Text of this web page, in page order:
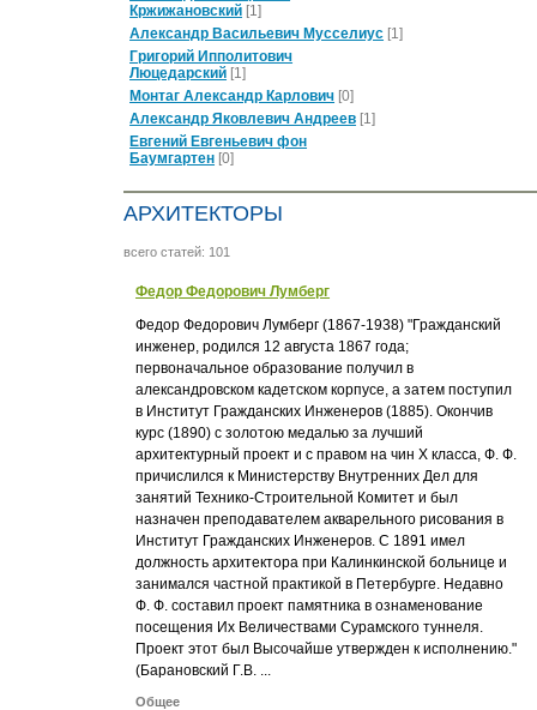
Кржижановский [1]
Александр Васильевич Мусселиус [1]
Григорий Ипполитович
Люцедарский [1]
Монтаг Александр Карлович [0]
Александр Яковлевич Андреев [1]
Евгений Евгеньевич фон
Баумгартен [0]
АРХИТЕКТОРЫ
всего статей: 101
Федор Федорович Лумберг
Федор Федорович Лумберг (1867-1938) "Гражданский
инженер, родился 12 августа 1867 года;
первоначальное образование получил в
александровском кадетском корпусе, а затем поступил
в Институт Гражданских Инженеров (1885). Окончив
курс (1890) с золотою медалью за лучший
архитектурный проект и с правом на чин X класса, Ф. Ф.
причислился к Министерству Внутренних Дел для
занятий Технико-Строительной Комитет и был
назначен преподавателем акварельного рисования в
Институт Гражданских Инженеров. С 1891 имел
должность архитектора при Калинкинской больнице и
занимался частной практикой в Петербурге. Недавно
Ф. Ф. составил проект памятника в ознаменование
посещения Их Величествами Сурамского туннеля.
Проект этот был Высочайше утвержден к исполнению."
(Барановский Г.В. ...
Общее